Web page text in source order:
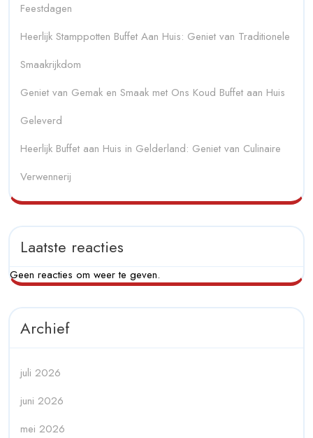
Feestdagen
Heerlijk Stamppotten Buffet Aan Huis: Geniet van Traditionele
Smaakrijkdom
Geniet van Gemak en Smaak met Ons Koud Buffet aan Huis
Geleverd
Heerlijk Buffet aan Huis in Gelderland: Geniet van Culinaire
Verwennerij
Laatste reacties
Geen reacties om weer te geven.
Archief
juli 2026
juni 2026
mei 2026